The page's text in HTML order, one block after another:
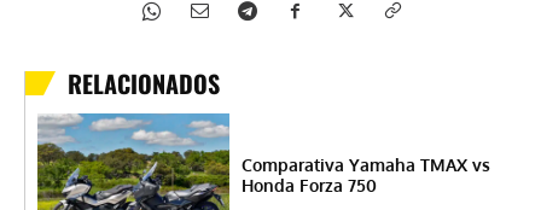
RELACIONADOS
Comparativa Yamaha TMAX vs
Honda Forza 750